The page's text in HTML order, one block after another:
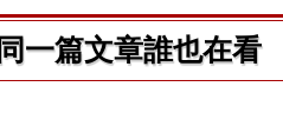
同一篇文章誰也在看